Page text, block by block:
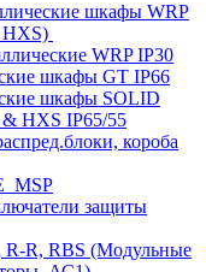
шкафы WRP
WRP IP30
шкафы GT IP66
шкафы SOLID
HXS IP65/55
короба
защиты
R, RBS (Модульные